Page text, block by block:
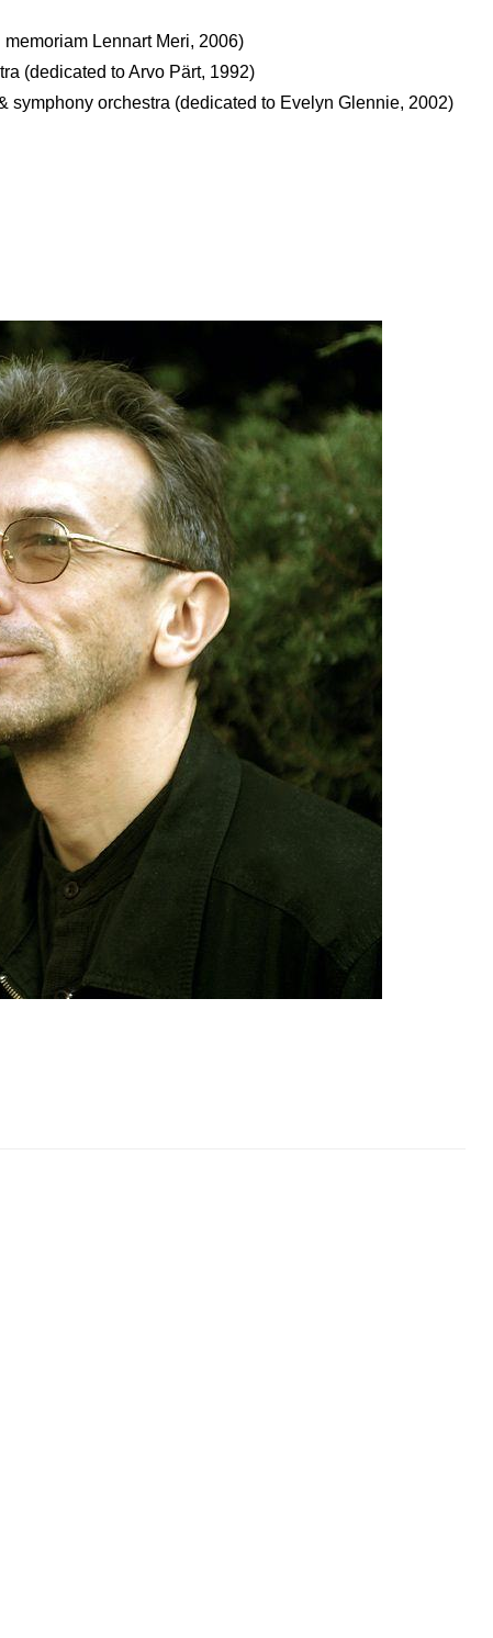
Lennart Meri, 2006)
(dedicated to Arvo Pärt, 1992)
symphony orchestra (dedicated to Evelyn Glennie, 2002)